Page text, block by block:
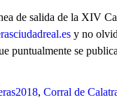
de salida de la XIV
y no
puntualmente se
, Corral de